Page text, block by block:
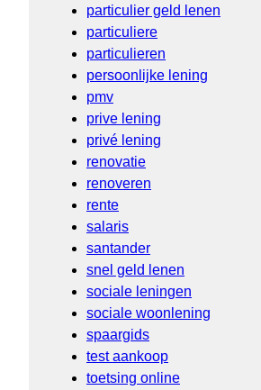
particulier geld lenen
particuliere
particulieren
persoonlijke lening
pmv
prive lening
privé lening
renovatie
renoveren
rente
salaris
santander
snel geld lenen
sociale leningen
sociale woonlening
spaargids
test aankoop
toetsing online